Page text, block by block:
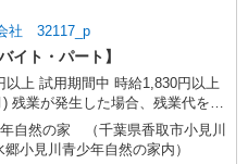
社 32117_p
イト・パート】
1,830円以上
1
します。
自然の家 （千葉県香取市小見川
小見川青少年自然の家内）